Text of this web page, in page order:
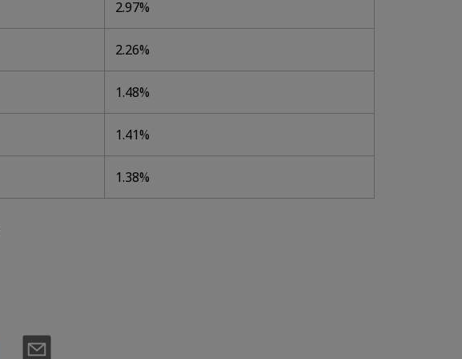
2.97%
2.26%
1.48%
1.41%
1.38%